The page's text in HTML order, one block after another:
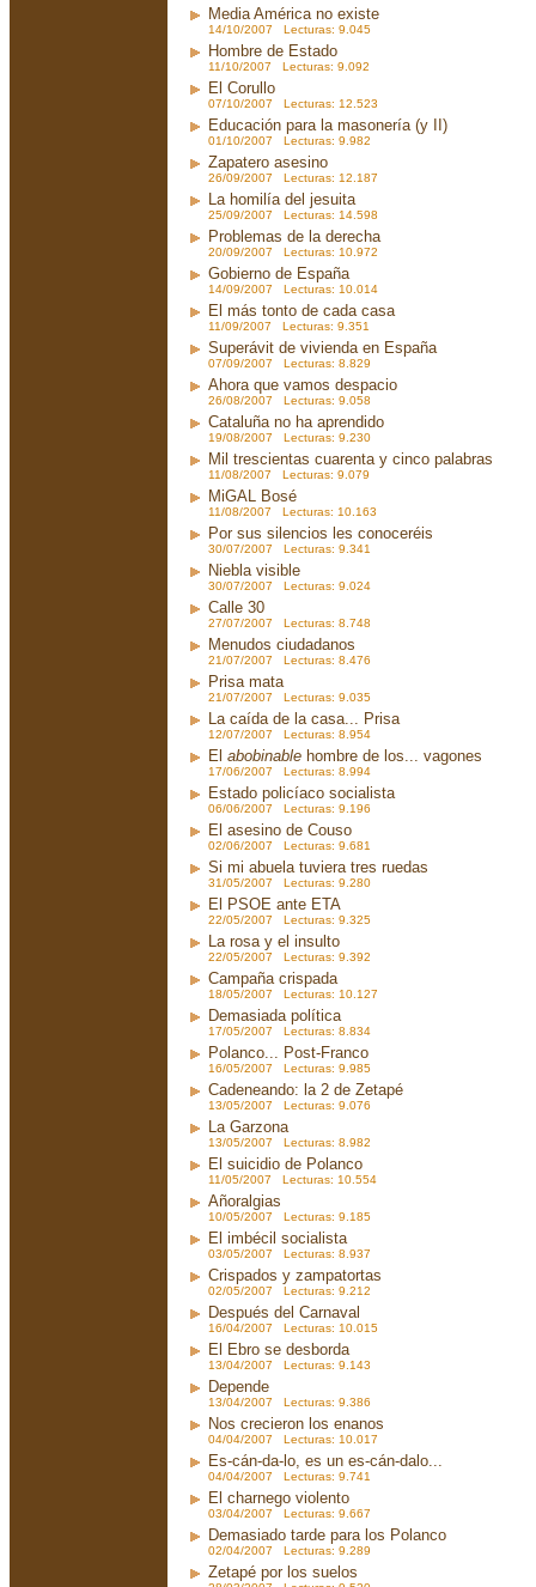
Media América no existe
14/10/2007 Lecturas: 9.045
Hombre de Estado
11/10/2007 Lecturas: 9.092
El Corullo
07/10/2007 Lecturas: 12.523
Educación para la masonería (y II)
01/10/2007 Lecturas: 9.982
Zapatero asesino
26/09/2007 Lecturas: 12.187
La homilía del jesuita
25/09/2007 Lecturas: 14.598
Problemas de la derecha
20/09/2007 Lecturas: 10.972
Gobierno de España
14/09/2007 Lecturas: 10.014
El más tonto de cada casa
11/09/2007 Lecturas: 9.351
Superávit de vivienda en España
07/09/2007 Lecturas: 8.829
Ahora que vamos despacio
26/08/2007 Lecturas: 9.058
Cataluña no ha aprendido
19/08/2007 Lecturas: 9.230
Mil trescientas cuarenta y cinco palabras
11/08/2007 Lecturas: 9.079
MiGAL Bosé
11/08/2007 Lecturas: 10.163
Por sus silencios les conoceréis
30/07/2007 Lecturas: 9.341
Niebla visible
30/07/2007 Lecturas: 9.024
Calle 30
27/07/2007 Lecturas: 8.748
Menudos ciudadanos
21/07/2007 Lecturas: 8.476
Prisa mata
21/07/2007 Lecturas: 9.035
La caída de la casa... Prisa
12/07/2007 Lecturas: 8.954
El abobinable hombre de los... vagones
17/06/2007 Lecturas: 8.994
Estado policíaco socialista
06/06/2007 Lecturas: 9.196
El asesino de Couso
02/06/2007 Lecturas: 9.681
Si mi abuela tuviera tres ruedas
31/05/2007 Lecturas: 9.280
El PSOE ante ETA
22/05/2007 Lecturas: 9.325
La rosa y el insulto
22/05/2007 Lecturas: 9.392
Campaña crispada
18/05/2007 Lecturas: 10.127
Demasiada política
17/05/2007 Lecturas: 8.834
Polanco... Post-Franco
16/05/2007 Lecturas: 9.985
Cadeneando: la 2 de Zetapé
13/05/2007 Lecturas: 9.076
La Garzona
13/05/2007 Lecturas: 8.982
El suicidio de Polanco
11/05/2007 Lecturas: 10.554
Añoralgias
10/05/2007 Lecturas: 9.185
El imbécil socialista
03/05/2007 Lecturas: 8.937
Crispados y zampatortas
02/05/2007 Lecturas: 9.212
Después del Carnaval
16/04/2007 Lecturas: 10.015
El Ebro se desborda
13/04/2007 Lecturas: 9.143
Depende
13/04/2007 Lecturas: 9.386
Nos crecieron los enanos
04/04/2007 Lecturas: 10.017
Es-cán-da-lo, es un es-cán-dalo...
04/04/2007 Lecturas: 9.741
El charnego violento
03/04/2007 Lecturas: 9.667
Demasiado tarde para los Polanco
02/04/2007 Lecturas: 9.289
Zetapé por los suelos